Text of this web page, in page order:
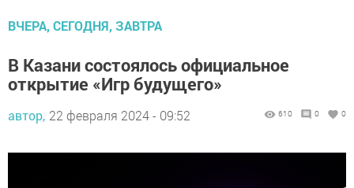
ВЧЕРА, СЕГОДНЯ, ЗАВТРА
В Казани состоялось официальное
открытие «Игр будущего»
автор, 22 февраля 2024 - 09:52 610 0 0